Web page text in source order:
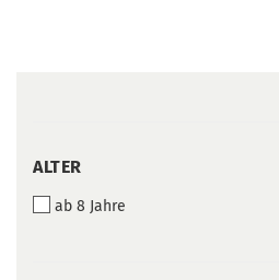
ALTER
ALTER
ab 8 Jahre